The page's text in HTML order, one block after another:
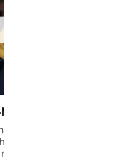
Nacht erleben alle
einen
Kulisse.